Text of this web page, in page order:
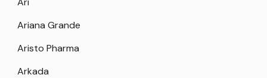
Ariana Grande
Aristo Pharma
Arkada